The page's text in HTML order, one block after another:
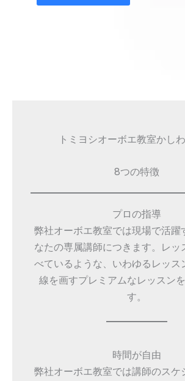
トミヨシオーボエ教室かし
8つの特徴
プロの指導
弊社オーボエ教室では現場で活躍
なたの専属講師につきます。レッ
べているような、いわゆるレッス
線を画すプレミアムなレッスン
す。
時間が自由
弊社オーボエ教室では講師のスケ